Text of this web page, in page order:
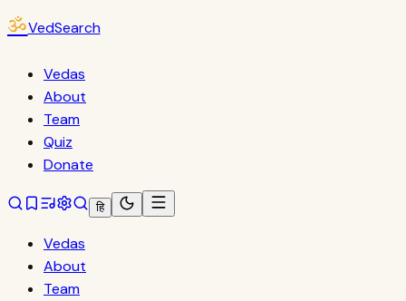
ॐVedSearch
Vedas
About
Team
Quiz
Donate
हि
Vedas
About
Team